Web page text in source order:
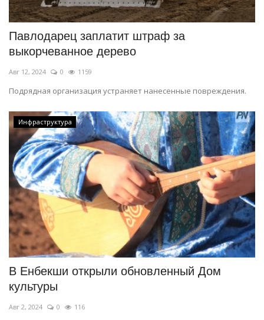
Павлодарец заплатит штраф за
выкорчеванное дерево
Авг 12, 2024 0 1159
Подрядная организация устраняет нанесенные повреждения.
Инфраструктура
В Енбекши открыли обновленный Дом
культуры
Авг 2, 2024 0 116